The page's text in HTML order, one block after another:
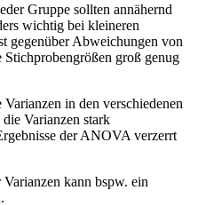
Gruppe sollten annähernd
wichtig bei kleineren
gegenüber Abweichungen von
groß genug
Varianzen in den verschiedenen
Varianzen stark
der ANOVA verzerrt
kann bspw. ein